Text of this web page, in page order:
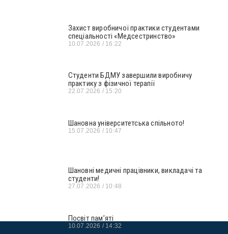
Захист виробничої практики студентами
спеціальності «Медсестринство»
10.07.2026 16:22
Студенти БДМУ завершили виробничу
практику з фізичної терапії
22.07.2026 15:20
Шановна університетська спільното!
15.07.2026 10:47
Шановні медичні працівники, викладачі та
студенти!
27.07.2026 10:48
Посвіт пам’яті
10.07.2026 14:32